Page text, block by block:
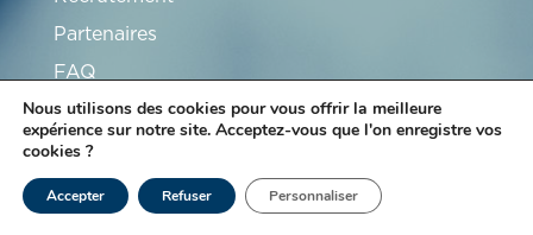
Partenaires
FAQ
Nous utilisons des cookies pour vous offrir la meilleure
expérience sur notre site. Acceptez-vous que l'on enregistre vos
cookies ?
Accepter Refuser Personnaliser